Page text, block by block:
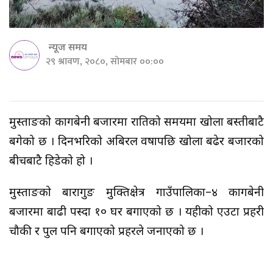
न्यूज समय
२९ श्रावण, २०८०, सोमबार ००:००
मुस्ताङको कागबेनी बजारमा रातिको समयमा खोला बस्तीबाटै
बगेको छ । दिनभरिको अबिरल वर्षापछि खोला बढेर बजारको
बीचबाटै हिडेको हो ।
मुस्ताङको बारागुङ मुक्तिक्षेत्र गाउँपालिका–४ कागबेनी
बजारमा बाढी पस्दा १० घर बगाएको छ । यहीको एउटा प्रहरी
चौकी र पुल पनि बगाएको प्रहरले जनाएको छ ।